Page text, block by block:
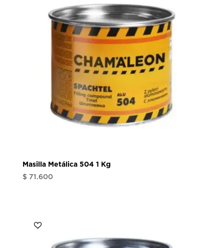
Masilla Metálica 504 1 Kg
$ 71.600